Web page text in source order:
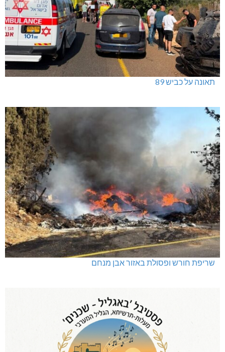
תאונה על כביש 89
שריפת חורש ופסולת באזור אבן מנחם